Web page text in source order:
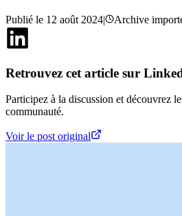
Publié le 12 août 2024| Archive
Retrouvez cet article sur
Participez à la discussion et découvrez
communauté.
Voir le post original